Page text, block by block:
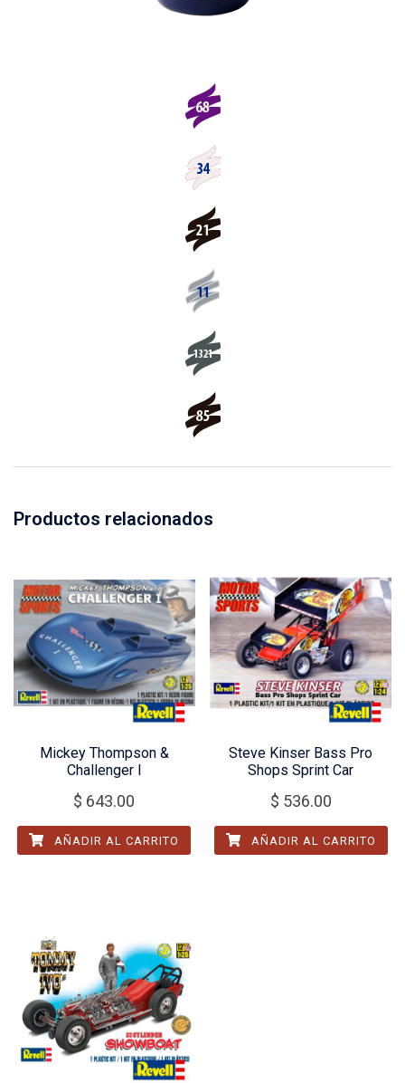
Productos relacionados
Mickey Thompson &
Challenger I
$ 643.00
AÑADIR AL CARRITO
Steve Kinser Bass Pro
Shops Sprint Car
$ 536.00
AÑADIR AL CARRITO